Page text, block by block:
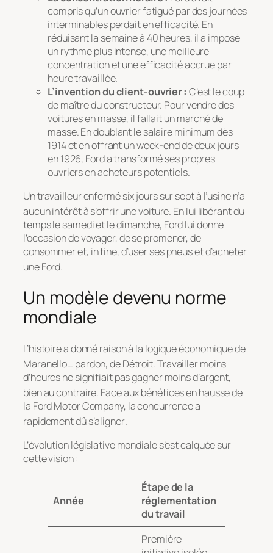
compris qu’un ouvrier fatigué par des journées
interminables perdait en efficacité. En
réduisant la semaine à 40 heures, il a imposé
un rythme plus intense, une meilleure
concentration et une efficacité accrue par
heure travaillée.
L’invention du client-ouvrier : C’est le coup
de maître du constructeur. Pour vendre des
voitures en masse, il fallait un marché de
masse. En doublant le salaire minimum dès
1914 et en offrant un week-end de deux jours
en 1926, Ford a transformé ses propres
ouvriers en acheteurs potentiels.
Un travailleur enfermé six jours sur sept à l’usine n’a
aucun intérêt à s’offrir une voiture. En lui libérant du
temps le samedi et le dimanche, Ford lui donne
l’occasion de voyager, de se promener, de
consommer et, in fine, d’user ses pneus et d’acheter
une Ford.
Un modèle devenu norme
mondiale
L’histoire a donné raison à la logique économique de
Maranello… pardon, de Détroit. Travailler moins
d’heures ne signifiait pas gagner moins d’argent,
bien au contraire. Face aux bénéfices en hausse de
la Ford Motor Company, la concurrence a
rapidement dû s’aligner.
L’évolution législative mondiale s’est calquée sur
cette vision :
Année
Étape de la
réglementation
du travail
Première